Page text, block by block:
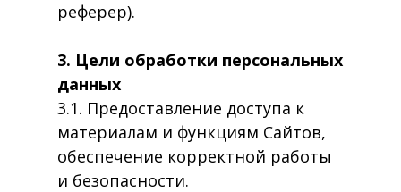
реферер).
3. Цели обработки персональных
данных
3.1. Предоставление доступа к
материалам и функциям Сайтов,
обеспечение корректной работы
и безопасности.